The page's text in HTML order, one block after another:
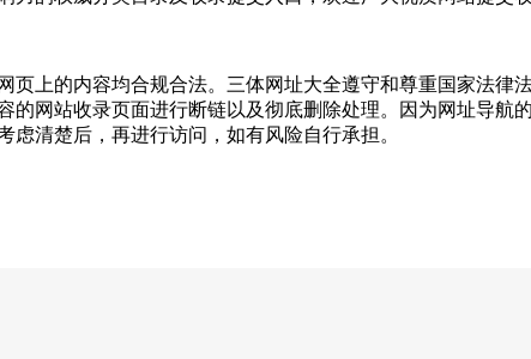
页上的内容均合规合法。三体网址大全遵守和尊重国家法
网站收录页面进行断链以及彻底删除处理。因为网址导航
清楚后，再进行访问，如有风险自行承担。